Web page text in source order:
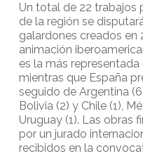
Un total de 22 trabajos
de la región se
galardones creados en
animación
es la más
mientras que España
seguido de Argentina
Bolivia (2) y Chile (1),
Uruguay (1). Las obras
por un jurado
recibidos en la